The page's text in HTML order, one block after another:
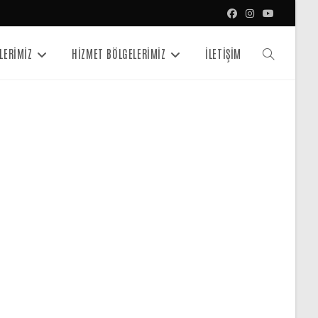
HİZMET BÖLGELERİMİZ İLETİŞİM Toggle